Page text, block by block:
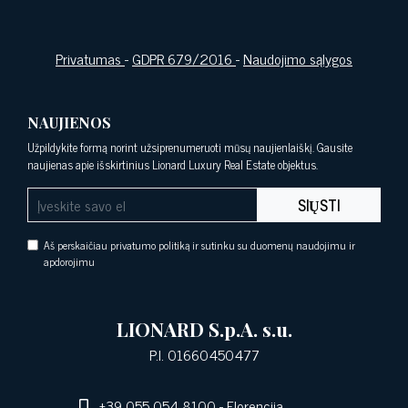
Privatumas-GDPR 679/2016-Naudojimo sąlygos
NAUJIENOS
Užpildykite formą norint užsiprenumeruoti mūsų naujienlaiškį. Gausite
naujienas apie išskirtinius Lionard Luxury Real Estate objektus.
SIŲSTI
Aš perskaičiau privatumo politiką ir sutinku su duomenų naudojimu ir
apdorojimu
LIONARD S.p.A. s.u.
P.I. 01660450477